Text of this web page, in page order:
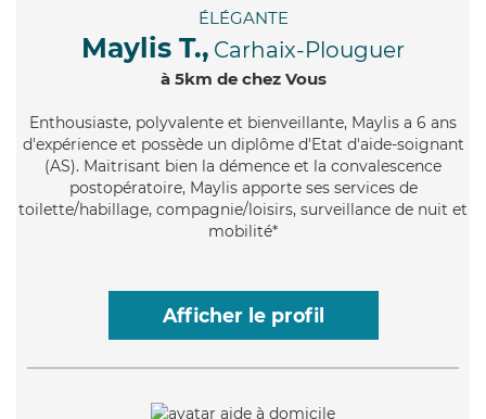
ÉLÉGANTE
Maylis T., Carhaix-Plouguer
à 5km de chez Vous
Enthousiaste, polyvalente et bienveillante, Maylis a 6 ans
d'expérience et possède un diplôme d'Etat d'aide-soignant
(AS). Maitrisant bien la démence et la convalescence
postopératoire, Maylis apporte ses services de
toilette/habillage, compagnie/loisirs, surveillance de nuit et
mobilité*
Afficher le profil